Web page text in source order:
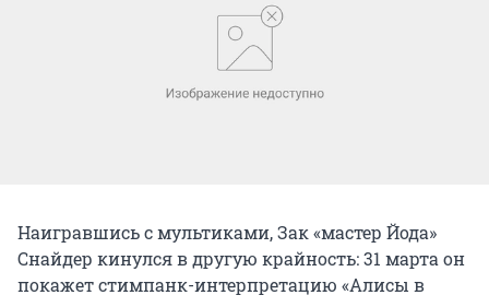
Наигравшись с мультиками, Зак «мастер Йода»
Снайдер кинулся в другую крайность: 31 марта он
покажет стимпанк-интерпретацию «Алисы в